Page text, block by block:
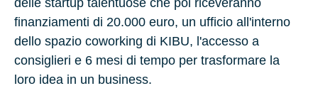
delle startup talentuose che poi riceveranno
finanziamenti di 20.000 euro, un ufficio all'interno
dello spazio coworking di KIBU, l'accesso a
consiglieri e 6 mesi di tempo per trasformare la
loro idea in un business.